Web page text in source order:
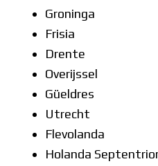
Groninga
Frisia
Drente
Overijssel
Güeldres
Utrecht
Flevolanda
Holanda